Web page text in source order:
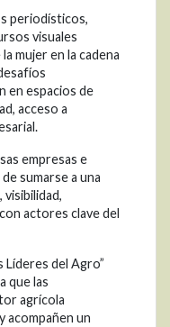
periodísticos,
visuales
mujer en la cadena
en espacios de
acceso a
empresas e
sumarse a una
actores clave del
Líderes del Agro”
que las
agrícola
acompañen un